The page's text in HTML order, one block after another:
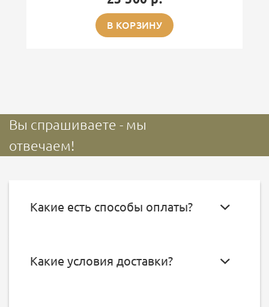
В КОРЗИНУ
Вы спрашиваете - мы
отвечаем!
Какие есть способы оплаты?
Какие условия доставки?